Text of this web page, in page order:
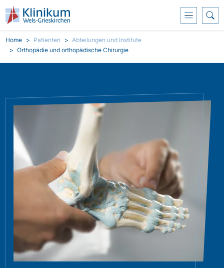
Přejít k hlavnímu obsahu
Breadcrumb
Home Patienten
Abteilungen und Institute
Orthopädie und orthopädische Chirurgie
Obrázek